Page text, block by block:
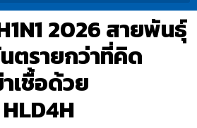
2026 สายพันธุ์
ตรายกว่าที่คิด
เชื้อด้วย